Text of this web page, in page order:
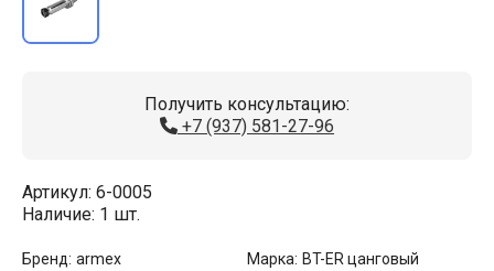
Получить консультацию:
+7 (937) 581-27-96
Артикул: 6-0005
Наличие: 1 шт.
Бренд: armex Марка: BT-ER цанговый